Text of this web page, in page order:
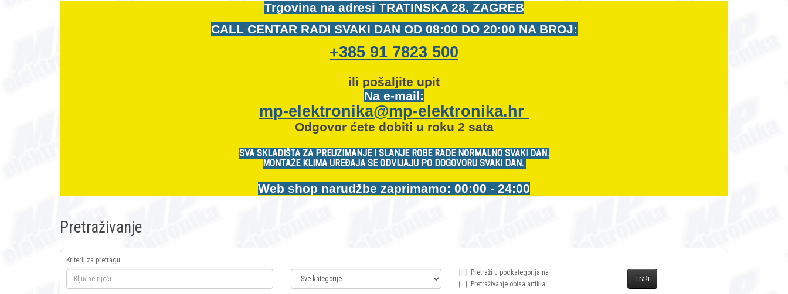
Trgovina na adresi TRATINSKA 28, ZAGREB
CALL CENTAR RADI SVAKI DAN OD 08:00 DO 20:00 NA BROJ:
+385 91 7823 500
ili pošaljite upit
Na e-mail:
mp-elektronika@mp-elektronika.hr
Odgovor ćete dobiti u roku 2 sata
SVA SKLADIŠTA ZA PREUZIMANJE I SLANJE ROBE RADE NORMALNO SVAKI DAN.
MONTAŽE KLIMA UREĐAJA SE ODVIJAJU PO DOGOVORU SVAKI DAN.
Web shop narudžbe zaprimamo: 00:00 - 24:00
Pretraživanje
Kriterij za pretragu
Pretraži u podkategorijama
Pretraživanje opisa artikla